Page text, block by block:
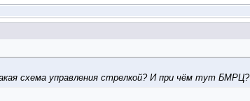
схема управления стрелкой? И при чём тут БМРЦ?